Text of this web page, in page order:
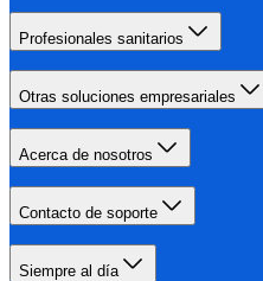
Profesionales sanitarios
Otras soluciones empresariales
Acerca de nosotros
Contacto de soporte
Siempre al día